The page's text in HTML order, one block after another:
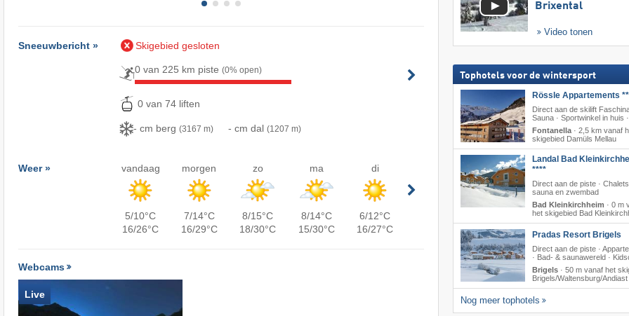
Sneeuwbericht » Skigebied gesloten
0 van 225 km piste(0% open)
0 van 74 liften
- cm berg(3167 m) - cm dal(1207 m)
Weer » vandaag
5/10°C
16/26°C
morgen
7/14°C
16/29°C
zo
8/15°C
18/30°C
ma
8/14°C
15/30°C
di
6/12°C
16/27°C
Webcams
Live
Brixental
Video tonen
Tophotels voor de wintersport
Rössle Appartements
Direct aan de skilift
Sauna · Sportwinkel in huis
Fontanella · 2,5 km vanaf
skigebied Damüls Mellau
Landal Bad
****
Direct aan de piste ·
sauna en zwembad
Bad Kleinkirchheim · 0 m
het skigebied Bad
Pradas Resort Brigels
Direct aan de piste ·
· Bad- & saunawereld ·
Brigels· 50 m vanaf het
Brigels/​Waltensburg/​Andiast
Nog meer tophotels